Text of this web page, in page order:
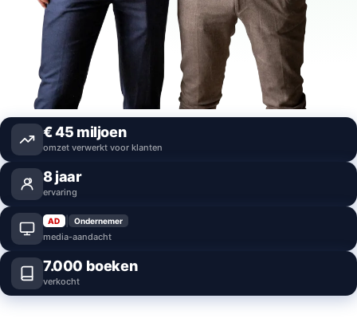
€45 miljoen
omzet verwerkt voor klanten
8jaar
ervaring
AD | Ondernemer
media-aandacht
7.000 boeken
verkocht